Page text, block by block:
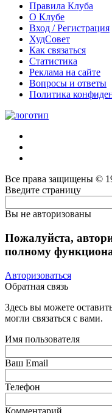
Правила Клуба
О Клубе
Вход / Регистрация
ХудСовет
Как связаться
Статистика
Реклама на сайте
Вопросы и ответы
Политика
Все права защищены ©
Введите страницу
Вы не авторизованы
Пожалуйста,
полному
Авторизоваться
Обратная связь
Здесь вы можете
могли связаться с вами.
Имя пользователя
Ваш Email
Телефон
Комментарий